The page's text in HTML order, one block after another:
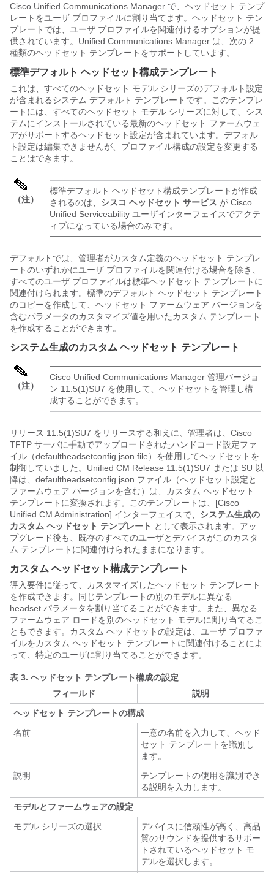
Cisco Unified Communications Manager で、ヘッドセット テンプ
レートをユーザ プロファイルに割り当てます。ヘッドセット テン
プレートでは、ユーザ プロファイルを関連付けるオプションが提
供されています。Unified Communications Manager は、次の 2
種類のヘッドセット テンプレートをサポートしています。
標準デフォルト ヘッドセット構成テンプレート
これは、すべてのヘッドセット モデル シリーズのデフォルト設定
が含まれるシステム デフォルト テンプレートです。このテンプレ
ートには、すべてのヘッドセット モデル シリーズに対して、シス
テムにインストールされている最新のヘッドセット ファームウェ
アがサポートするヘッドセット設定が含まれています。デフォル
ト設定は編集できませんが、プロファイル構成の設定を変更する
ことはできます。
（注）
標準デフォルト ヘッドセット構成テンプレートが作成
されるのは、 シスコ ヘッドセット サービス が Cisco
Unified Serviceability ユーザインターフェイスでアクテ
ィブになっている場合のみです。
デフォルトでは、管理者がカスタム定義のヘッドセット テンプレ
ートのいずれかにユーザ プロファイルを関連付ける場合を除き、
すべてのユーザ プロファイルは標準ヘッドセット テンプレートに
関連付けられます。標準のデフォルト ヘッドセット テンプレート
のコピーを作成して、ヘッドセット ファームウェア バージョンを
含むパラメータのカスタマイズ値を用いたカスタム テンプレート
を作成することができます。
システム生成のカスタム ヘッドセット テンプレート
（注）
Cisco Unified Communications Manager 管理バージョ
ン 11.5(1)SU7 を使用して、ヘッドセットを管理し構
成することができます。
リリース 11.5(1)SU7 をリリースする和えに、管理者は、Cisco
TFTP サーバに手動でアップロードされたハンドコード設定ファ
イル（defaultheadsetconfig.json file）を使用してヘッドセットを
制御していました。Unified CM Release 11.5(1)SU7 または SU 以
降は、defaultheadsetconfig.json ファイル（ヘッドセット設定と
ファームウェア バージョンを含む）は、カスタム ヘッドセット
テンプレートに変換されます。このテンプレートは、[Cisco
Unified CM Administration] インターフェイスで、 システム生成の
カスタム ヘッドセット テンプレート として表示されます。アッ
プグレード後も、既存のすべてのユーザとデバイスがこのカスタ
ム テンプレートに関連付けられたままになります。
カスタム ヘッドセット構成テンプレート
導入要件に従って、カスタマイズしたヘッドセット テンプレート
を作成できます。同じテンプレートの別のモデルに異なる
headset パラメータを割り当てることができます。また、異なる
ファームウェア ロードを別のヘッドセット モデルに割り当てるこ
ともできます。カスタム ヘッドセットの設定は、ユーザ プロファ
イルをカスタム ヘッドセット テンプレートに関連付けることによ
って、特定のユーザに割り当てることができます。
表 3. ヘッドセット テンプレート構成の設定
フィールド
説明
ヘッドセット テンプレートの構成
名前
一意の名前を入力して、ヘッド
セット テンプレートを識別し
ます。
説明
テンプレートの使用を識別でき
る説明を入力します。
モデルとファームウェアの設定
モデル シリーズの選択
デバイスに信頼性が高く、高品
質のサウンドを提供するサポー
トされているヘッドセット モ
デルを選択します。